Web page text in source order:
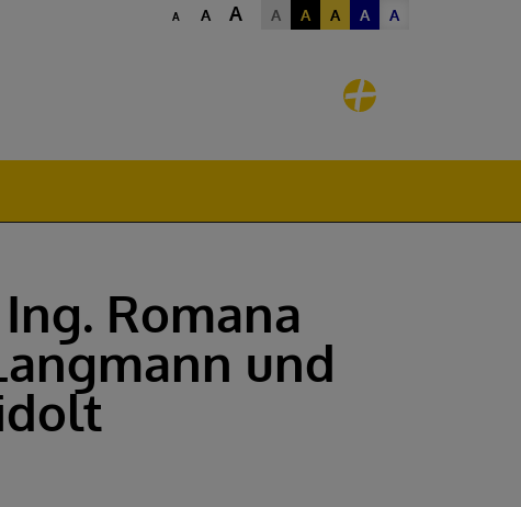
A A A A A A A A
Romana
und